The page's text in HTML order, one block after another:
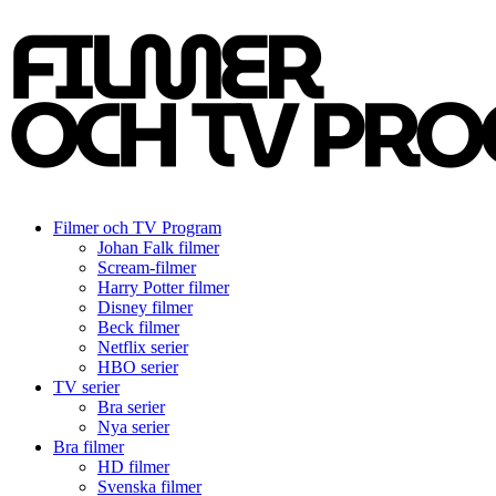
Filmer och TV Program
Johan Falk filmer
Scream-filmer
Harry Potter filmer
Disney filmer
Beck filmer
Netflix serier
HBO serier
TV serier
Bra serier
Nya serier
Bra filmer
HD filmer
Svenska filmer